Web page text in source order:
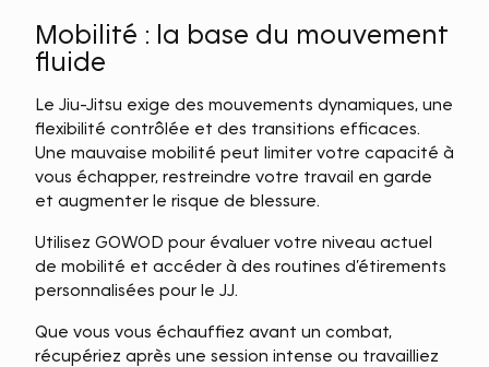
Mobilité : la base du mouvement
fluide
Le Jiu-Jitsu exige des mouvements dynamiques, une
flexibilité contrôlée et des transitions efficaces.
Une mauvaise mobilité peut limiter votre capacité à
vous échapper, restreindre votre travail en garde
et augmenter le risque de blessure.
Utilisez GOWOD pour évaluer votre niveau actuel
de mobilité et accéder à des routines d’étirements
personnalisées pour le JJ.
Que vous vous échauffiez avant un combat,
récupériez après une session intense ou travailliez